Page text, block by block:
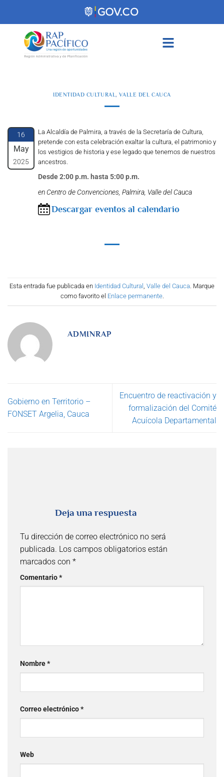
IDENTIDAD CULTURAL ,VALLE DEL CAUCA
16
May
2025
La Alcaldía de Palmira, a través de la Secretaría de Cultura,
pretende con esta celebración exaltar la cultura, el patrimonio y
los vestigios de historia y ese legado que tenemos de nuestros
ancestros.
Desde 2:00 p.m. hasta 5:00 p.m.
en Centro de Convenciones, Palmira, Valle del Cauca
Descargar eventos al calendario
Esta entrada fue publicada en Identidad Cultural , Valle del Cauca. Marque
como favorito el Enlace permanente.
ADMINRAP
Gobierno en Territorio –
FONSET Argelia, Cauca
Encuentro de reactivación y
formalización del Comité
Acuícola Departamental
Deja una respuesta
Tu dirección de correo electrónico no será
publicada. Los campos obligatorios están
marcados con *
Comentario*
Nombre*
Correo electrónico*
Web